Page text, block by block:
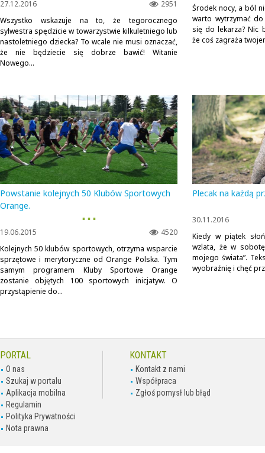
2951
27.12.2016
Wszystko wskazuje na to, że tegorocznego
sylwestra spędzicie w towarzystwie kilkuletniego lub
nastoletniego dziecka? To wcale nie musi oznaczać,
że nie będziecie się dobrze bawić! Witanie
Nowego...
Środek nocy, a ból
warto wytrzymać
się do lekarza? Nic
że coś zagraża
Powstanie kolejnych 50 Klubów Sportowych
Orange.
▪ ▪ ▪
4520
19.06.2015
Kolejnych 50 klubów sportowych, otrzyma wsparcie
sprzętowe i merytoryczne od Orange Polska. Tym
samym programem Kluby Sportowe Orange
zostanie objętych 100 sportowych inicjatyw. O
przystąpienie do...
Plecak na każdą
30.11.2016
Kiedy w piątek
wzlata, że w
mojego świata”.
wyobraźnię i chęć
PORTAL
O nas
Szukaj w portalu
Aplikacja mobilna
Regulamin
Polityka Prywatności
Nota prawna
KONTAKT
Kontakt z nami
Współpraca
Zgłoś pomysł lub błąd